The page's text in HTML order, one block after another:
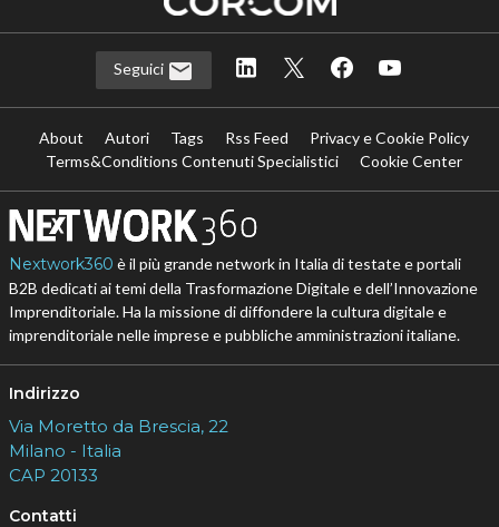
Seguici
About Autori Tags Rss Feed
Privacy e Cookie Policy
Terms&Conditions Contenuti Specialistici
Cookie Center
Nextwork360 è il più grande network in Italia di testate e portali
B2B dedicati ai temi della Trasformazione Digitale e dell’Innovazione
Imprenditoriale. Ha la missione di diffondere la cultura digitale e
imprenditoriale nelle imprese e pubbliche amministrazioni italiane.
Indirizzo
Via Moretto da Brescia, 22
Milano - Italia
CAP 20133
Contatti